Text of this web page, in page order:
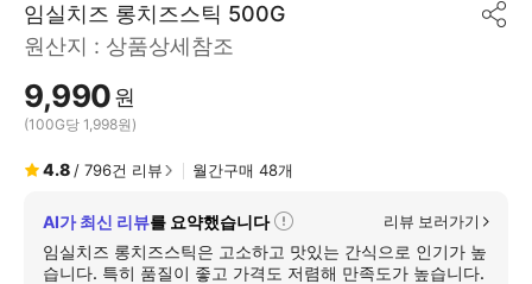
임실치즈 롱치즈스틱 500G
원산지 : 상품상세참조
9,990원
(100G당 1,998원)
4.8 / 796건 리뷰 월간구매 48개
AI가 최신 리뷰를 요약했습니다
자
세
히
리뷰 보러가기
임실치즈 롱치즈스틱은 고소하고 맛있는 간식으로 인기가 높
습니다. 특히 품질이 좋고 가격도 저렴해 만족도가 높습니다.
공